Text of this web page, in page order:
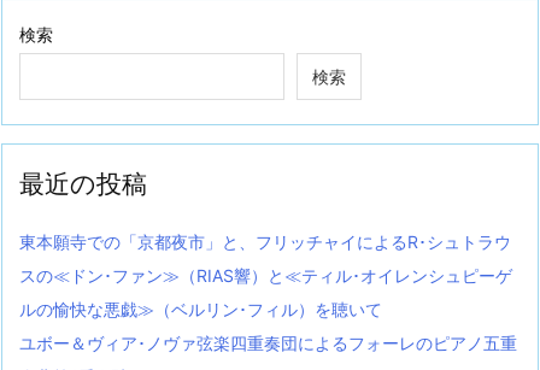
検索
検索
最近の投稿
東本願寺での「京都夜市」と、フリッチャイによるR･シュトラウ
スの≪ドン･ファン≫（RIAS響）と≪ティル･オイレンシュピーゲ
ルの愉快な悪戯≫（ベルリン･フィル）を聴いて
ユボー＆ヴィア･ノヴァ弦楽四重奏団によるフォーレのピアノ五重